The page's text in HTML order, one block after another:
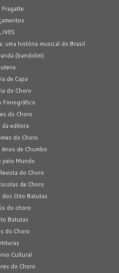
Fragatte
LIVES
uma história musical do Brasil
(bandolim)
de Capa
do Choro
Fonográfico
do Choro
da editora
do Choro
de Chumbo
pelo Mundo
do Choro
de Choro
dos Oito Batutas
do choro
Batutas
do Choro
Cultural
do Choro